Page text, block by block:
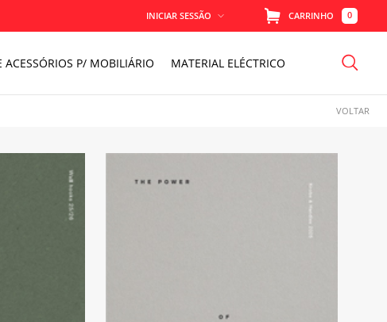
0
CARRINHO
INICIAR SESSÃO
MEMORIZAR
ACESSÓRIOS P/ MOBILIÁRIO MATERIAL ELÉCTRICO
VOLTAR